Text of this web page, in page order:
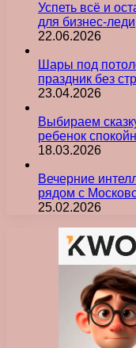
Успеть всё и
для бизнес-леди
22.06.2026
Шары под
праздник без
23.04.2026
Выбираем
ребенок
18.03.2026
Вечерние
рядом с
25.02.2026